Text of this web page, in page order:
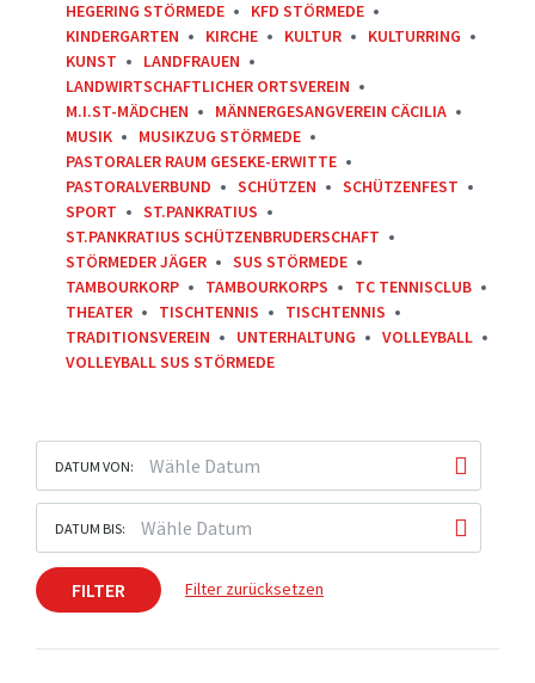
HEGERING STÖRMEDE
KFD STÖRMEDE
KINDERGARTEN
KIRCHE KULTUR
KULTURRING
KUNST
LANDFRAUEN
LANDWIRTSCHAFTLICHER ORTSVEREIN
M.I.ST-MÄDCHEN
MÄNNERGESANGVEREIN CÄCILIA
MUSIK
MUSIKZUG STÖRMEDE
PASTORALER RAUM GESEKE-ERWITTE
PASTORALVERBUND
SCHÜTZEN
SCHÜTZENFEST
SPORT
ST.PANKRATIUS
ST.PANKRATIUS SCHÜTZENBRUDERSCHAFT
STÖRMEDER JÄGER
SUS STÖRMEDE
TAMBOURKORP
TAMBOURKORPS
TC TENNISCLUB
THEATER
TISCHTENNIS
TISCHTENNIS
TRADITIONSVEREIN
UNTERHALTUNG
VOLLEYBALL
VOLLEYBALL SUS STÖRMEDE
DATUM VON:
DATUM BIS:
FILTER Filter zurücksetzen